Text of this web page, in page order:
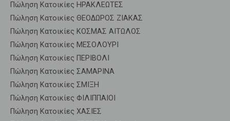
Πώληση Κατοικίες ΗΡΑΚΛΕΩΤΕΣ
Πώληση Κατοικίες ΘΕΟΔΩΡΟΣ ΖΙΑΚΑΣ
Πώληση Κατοικίες ΚΟΣΜΑΣ ΑΙΤΩΛΟΣ
Πώληση Κατοικίες ΜΕΣΟΛΟΥΡΙ
Πώληση Κατοικίες ΠΕΡΙΒΟΛΙ
Πώληση Κατοικίες ΣΑΜΑΡΙΝΑ
Πώληση Κατοικίες ΣΜΙΞΗ
Πώληση Κατοικίες ΦΙΛΙΠΠΑΙΟΙ
Πώληση Κατοικίες ΧΑΣΙΕΣ